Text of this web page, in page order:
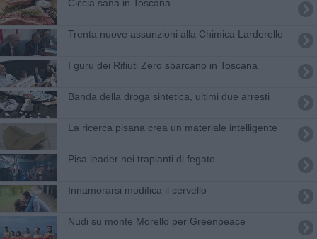
Ciccia sana in Toscana
Trenta nuove assunzioni alla Chimica Larderello
I guru dei Rifiuti Zero sbarcano in Toscana
Banda della droga sintetica, ultimi due arresti
La ricerca pisana crea un materiale intelligente
Pisa leader nei trapianti di fegato
Innamorarsi modifica il cervello
Nudi su monte Morello per Greenpeace